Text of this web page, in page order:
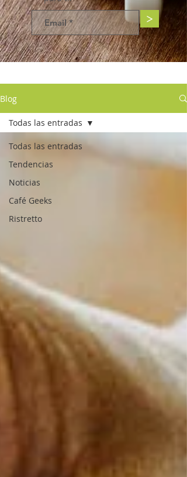
>
Blog
Todas las entradas
Tendencias
Noticias
Café Geeks
Ristretto
Todas las entradas